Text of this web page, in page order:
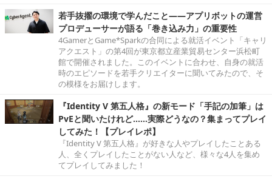
若手抜擢の環境で学んだこと――アプリボットの運営
プロデューサーが語る「巻き込み力」の重要性
4GamerとGame*Sparkの合同による就活イベント「キャリ
アクエスト」の第4回が東京都立産業貿易センター浜松町
館で開催されました。このイベントに合わせ、自身の就活
時のエピソードを若手クリエイターに聞いてみたので、そ
の模様をお届けします。
『Identity V 第五人格』の新モード「手記の加筆」は
PvEと聞いたけれど……実際どうなの？集まってプレイ
してみた！【プレイレポ】
『Identity V 第五人格』が好きな人やプレイしたことある
人、全くプレイしたことがない人など、様々な4人を集め
てプレイしてみました！